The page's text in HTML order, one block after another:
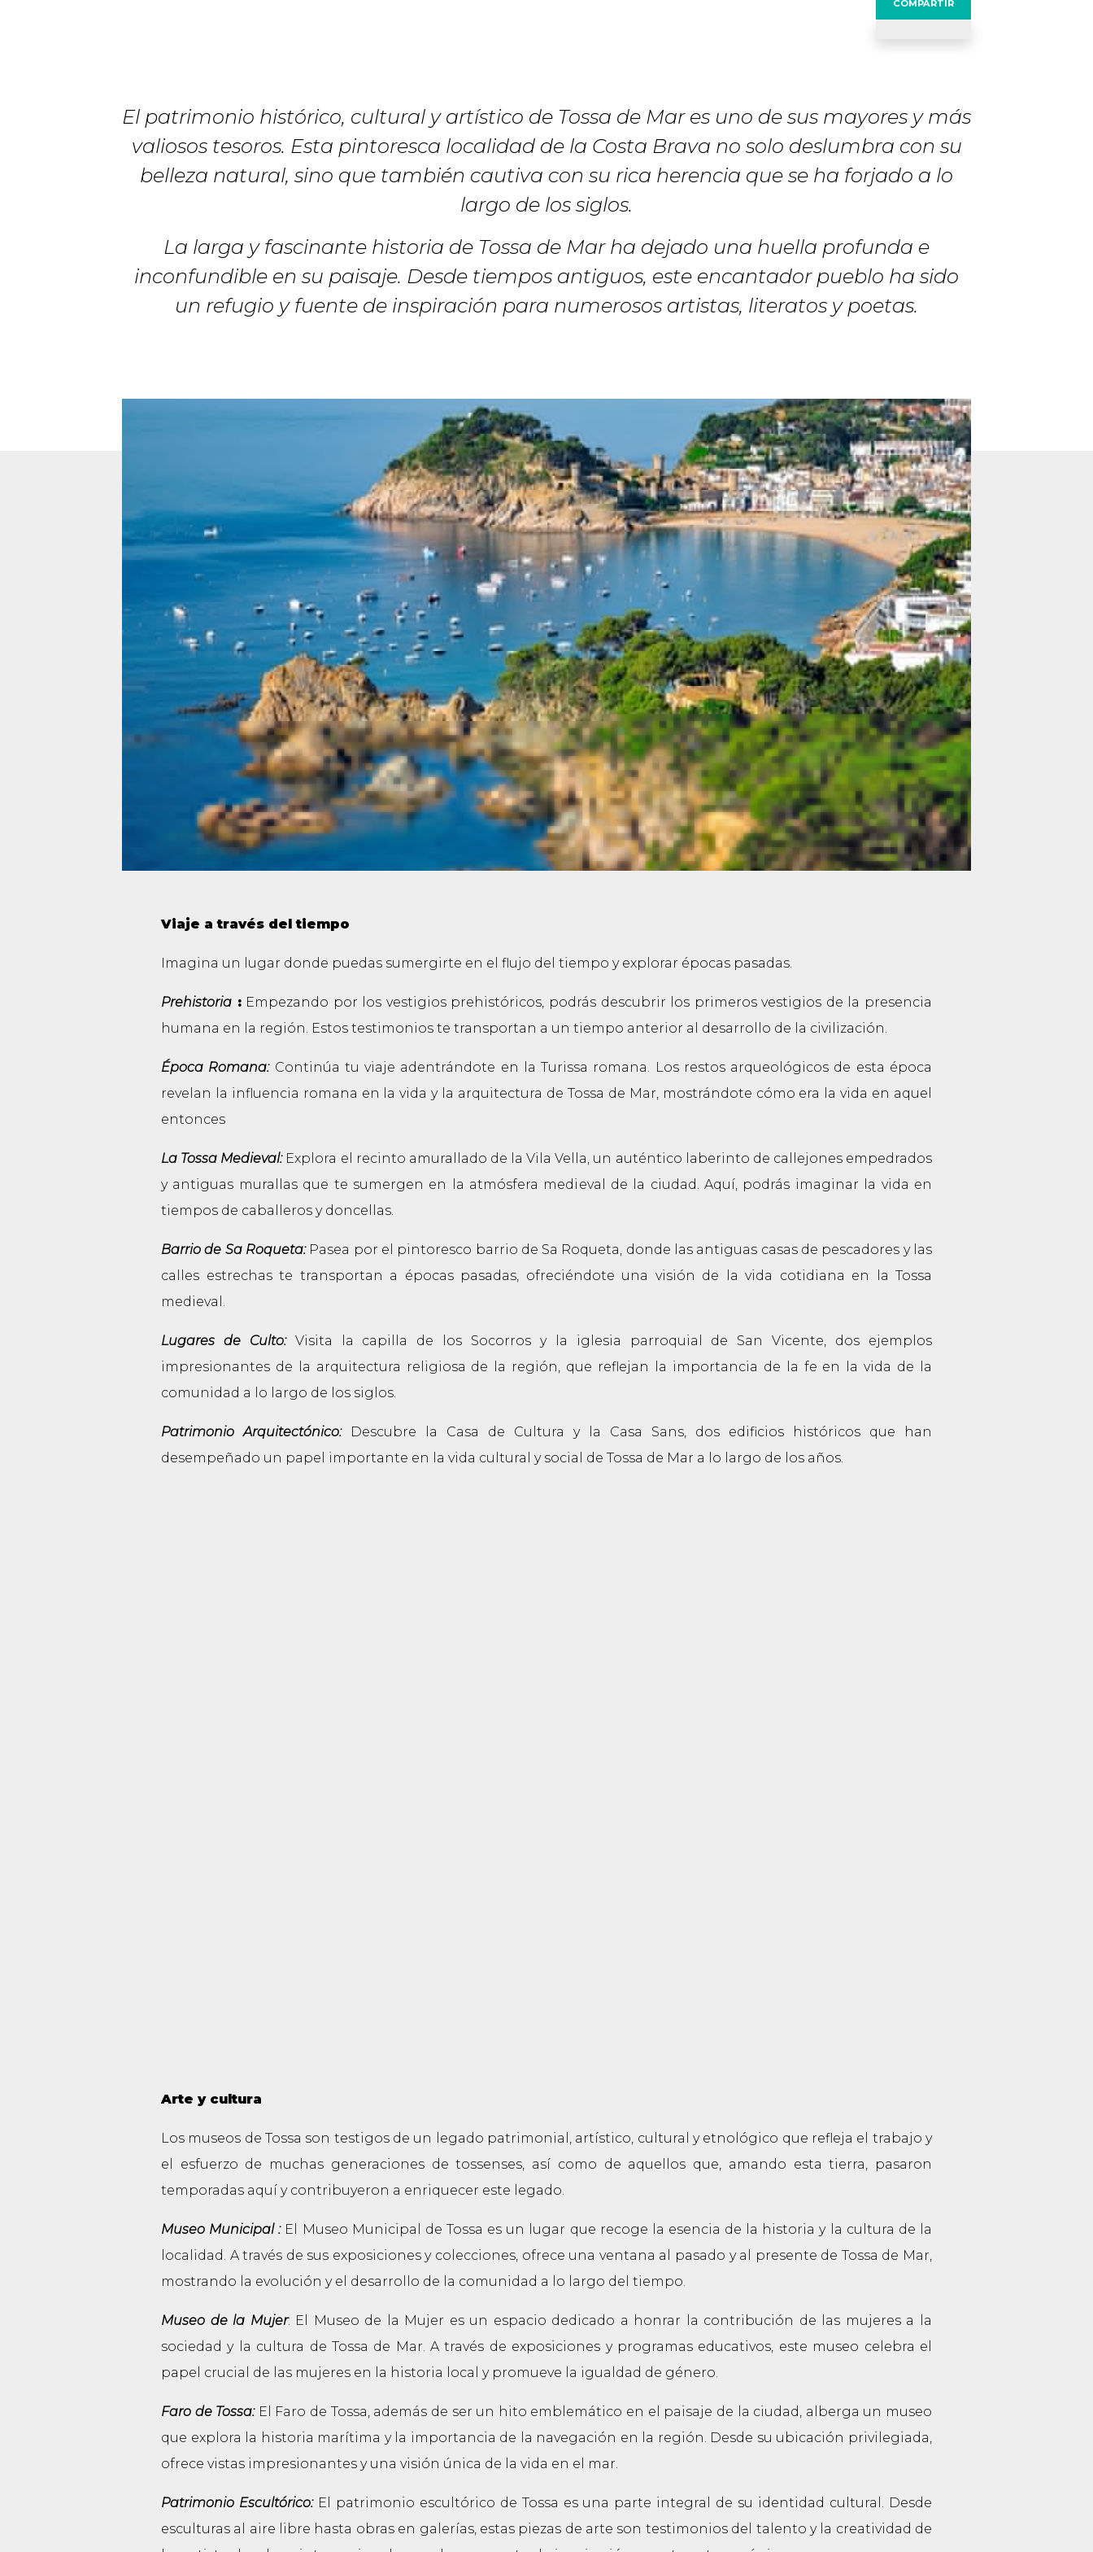
COMPARTIR
El patrimonio histórico, cultural y artístico de Tossa de Mar es uno de sus mayores y más
valiosos tesoros. Esta pintoresca localidad de la Costa Brava no solo deslumbra con su
belleza natural, sino que también cautiva con su rica herencia que se ha forjado a lo
largo de los siglos.
La larga y fascinante historia de Tossa de Mar ha dejado una huella profunda e
inconfundible en su paisaje. Desde tiempos antiguos, este encantador pueblo ha sido
un refugio y fuente de inspiración para numerosos artistas, literatos y poetas.
Viaje a través del tiempo
Imagina un lugar donde puedas sumergirte en el flujo del tiempo y explorar épocas pasadas.
Prehistoria :Empezando por los vestigios prehistóricos, podrás descubrir los primeros vestigios de la presencia
humana en la región. Estos testimonios te transportan a un tiempo anterior al desarrollo de la civilización.
Época Romana:Continúa tu viaje adentrándote en la Turissa romana. Los restos arqueológicos de esta época
revelan la influencia romana en la vida y la arquitectura de Tossa de Mar, mostrándote cómo era la vida en aquel
entonces
La Tossa Medieval:Explora el recinto amurallado de la Vila Vella, un auténtico laberinto de callejones empedrados
y antiguas murallas que te sumergen en la atmósfera medieval de la ciudad. Aquí, podrás imaginar la vida en
tiempos de caballeros y doncellas.
Barrio de Sa Roqueta:Pasea por el pintoresco barrio de Sa Roqueta, donde las antiguas casas de pescadores y las
calles estrechas te transportan a épocas pasadas, ofreciéndote una visión de la vida cotidiana en la Tossa
medieval.
Lugares de Culto:Visita la capilla de los Socorros y la iglesia parroquial de San Vicente, dos ejemplos
impresionantes de la arquitectura religiosa de la región, que reflejan la importancia de la fe en la vida de la
comunidad a lo largo de los siglos.
Patrimonio Arquitectónico:
Descubre la Casa de Cultura y la Casa Sans, dos edificios históricos que han
desempeñado un papel importante en la vida cultural y social de Tossa de Mar a lo largo de los años.
Arte y cultura
Los museos de Tossa son testigos de un legado patrimonial, artístico, cultural y etnológico que refleja el trabajo y
el esfuerzo de muchas generaciones de tossenses, así como de aquellos que, amando esta tierra, pasaron
temporadas aquí y contribuyeron a enriquecer este legado.
Museo Municipal :El Museo Municipal de Tossa es un lugar que recoge la esencia de la historia y la cultura de la
localidad. A través de sus exposiciones y colecciones, ofrece una ventana al pasado y al presente de Tossa de Mar,
mostrando la evolución y el desarrollo de la comunidad a lo largo del tiempo.
Museo de la Mujer: El Museo de la Mujer es un espacio dedicado a honrar la contribución de las mujeres a la
sociedad y la cultura de Tossa de Mar. A través de exposiciones y programas educativos, este museo celebra el
papel crucial de las mujeres en la historia local y promueve la igualdad de género.
Faro de Tossa: El Faro de Tossa, además de ser un hito emblemático en el paisaje de la ciudad, alberga un museo
que explora la historia marítima y la importancia de la navegación en la región. Desde su ubicación privilegiada,
ofrece vistas impresionantes y una visión única de la vida en el mar.
Patrimonio Escultórico:El patrimonio escultórico de Tossa es una parte integral de su identidad cultural. Desde
esculturas al aire libre hasta obras en galerías, estas piezas de arte son testimonios del talento y la creatividad de